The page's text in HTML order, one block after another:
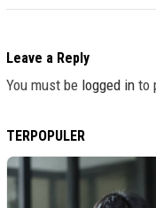
Leave a Reply
You must be logged in to
TERPOPULER